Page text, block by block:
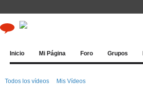
Inicio Mi Página Foro Grupos
Todos los vídeos Mis Vídeos